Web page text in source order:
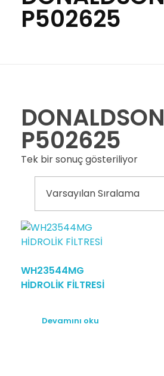
P502625
DONALDSON
P502625
Tek bir sonuç gösteriliyor
WH23544MG
HİDROLİK FİLTRESİ
Devamını oku